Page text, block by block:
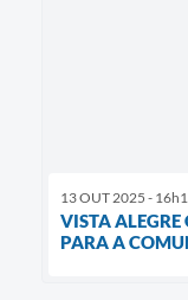
13 OUT 2025 -
VISTA
PARA A